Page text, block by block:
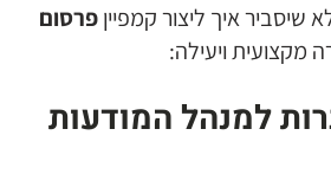
איך ליצור קמפייןפרסום
מקצועית ויעילה: